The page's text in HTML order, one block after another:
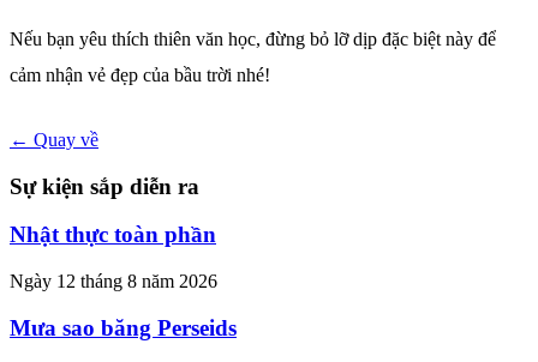
Nếu bạn yêu thích thiên văn học, đừng bỏ lỡ dịp đặc biệt này để
cảm nhận vẻ đẹp của bầu trời nhé!
← Quay về
Sự kiện sắp diễn ra
Nhật thực toàn phần
Ngày 12 tháng 8 năm 2026
Mưa sao băng Perseids